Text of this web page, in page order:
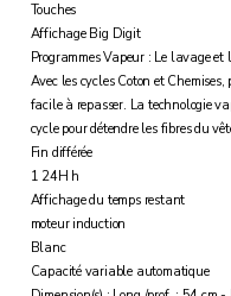
Touches
Affichage Big Digit
Programmes Vapeur : Le lavage
Avec les cycles Coton et
facile à repasser. La technologie
cycle pour détendre les fibres du
Fin différée
1 24H h
Affichage du temps restant
moteur induction
Blanc
Capacité variable automatique